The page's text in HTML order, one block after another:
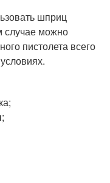
шприц
случае можно
пистолета всего